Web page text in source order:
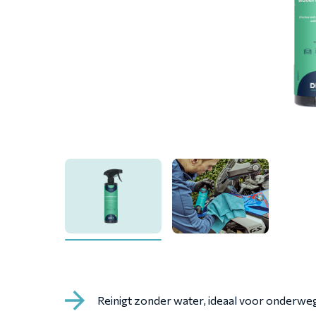
Reinigt zonder water, ideaal voor